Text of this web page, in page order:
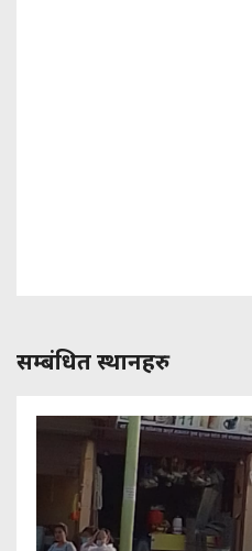
सम्बंधित स्थानहरु